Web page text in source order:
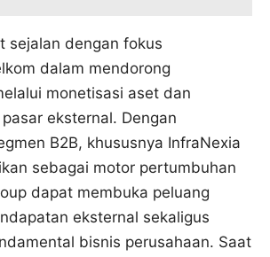
sejalan dengan fokus
dalam mendorong
monetisasi aset dan
eksternal. Dengan
B2B, khususnya InfraNexia
sebagai motor pertumbuhan
dapat membuka peluang
eksternal sekaligus
bisnis perusahaan. Saat